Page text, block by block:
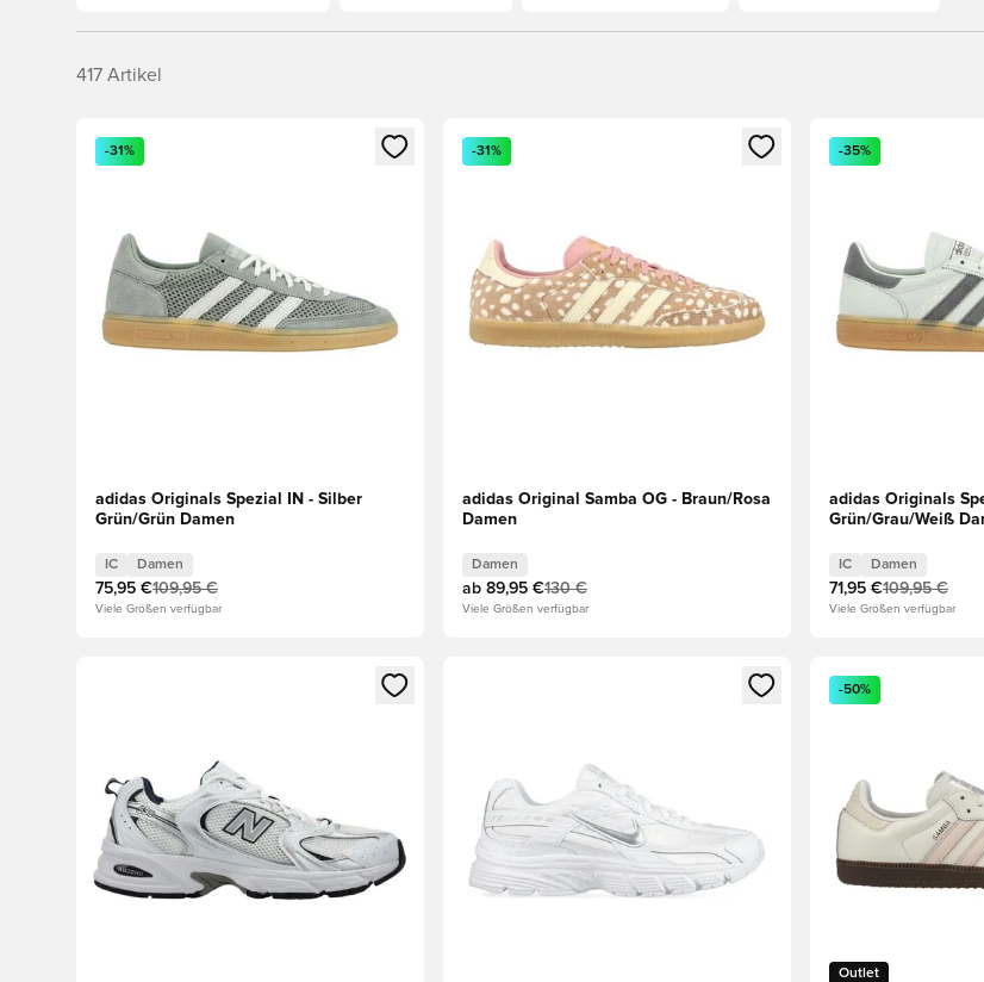
417 Artikel
Öffnet ein neues Fenster zum Anmelden oder Registrieren als Mitglied
-31%
adidas Originals Spezial IN - Silber
Grün/Grün Damen
IC Damen
75,95 €109,95 €
Viele Größen verfügbar
Öffnet ein neues Fenster zum Anmelden oder Registrieren als
-31%
adidas Original Samba OG - Braun/Rosa
Damen
Damen
ab 89,95 €130 €
Viele Größen verfügbar
Öffnet ein neues
-35%
adidas Originals
Grün/Grau/Weiß
IC Damen
71,95 €109,95 €
Viele Größen verfügbar
Öffnet ein neues Fenster zum Anmelden oder Registrieren als MitgliedÖffnet ein neues Fenster zum Anmelden oder Registrieren als
Öffnet ein neues
Outlet
-50%